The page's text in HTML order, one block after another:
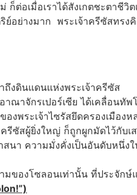
ต่อเมื่อเราได้สังเกตชะตาชีวิ
ย่างมาก พระเจ้าครีซัสทรง
ถึงดินแดนแห่งพระเจ้าครีซัส
าณาจักรเปอร์เซีย ได้เคลื่อ
พระเจ้าไซรัสยึดครองเมืองหล
ซัสผู้ยิ่งใหญ่ ก็ถูกผูกมัดไว้กับเ
นา ความมั่งคั่งเป็นอันดับหนึ่ง
มของโซลอนเท่านั้น ที่ประจัก